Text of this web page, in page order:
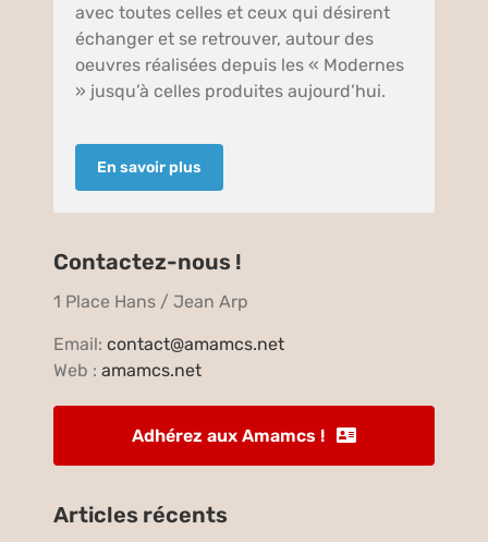
avec toutes celles et ceux qui désirent
échanger et se retrouver, autour des
oeuvres réalisées depuis les « Modernes
» jusqu’à celles produites aujourd’hui.
En savoir plus
Contactez-nous !
1 Place Hans / Jean Arp
Email:contact@amamcs.net
Web :amamcs.net
Adhérez aux Amamcs !
Articles récents